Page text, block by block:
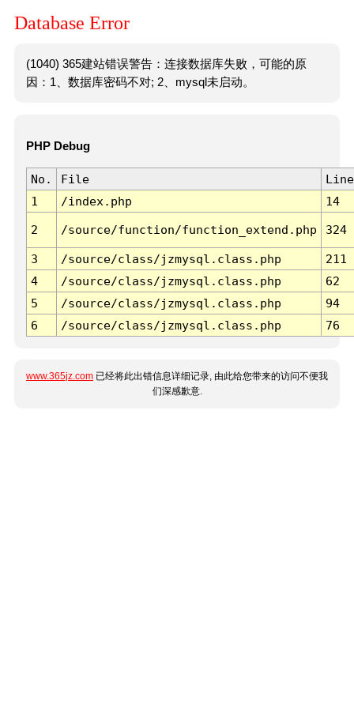
Database Error
(1040) 365建站错误警告：连接数据库失败，可能的原
因：1、数据库密码不对; 2、mysql未启动。
PHP Debug
No. File
Line
1
/index.php 14
2 /source/function/function_extend.php 324
3 /source/class/jzmysql.class.php
211
4
/source/class/jzmysql.class.php
62
5
/source/class/jzmysql.class.php
94
6
/source/class/jzmysql.class.php 76
www.365jz.com 已经将此出错信息详细记录, 由此给您带来的访问不便我
们深感歉意.